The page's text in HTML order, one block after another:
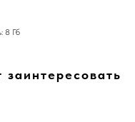
8 Гб